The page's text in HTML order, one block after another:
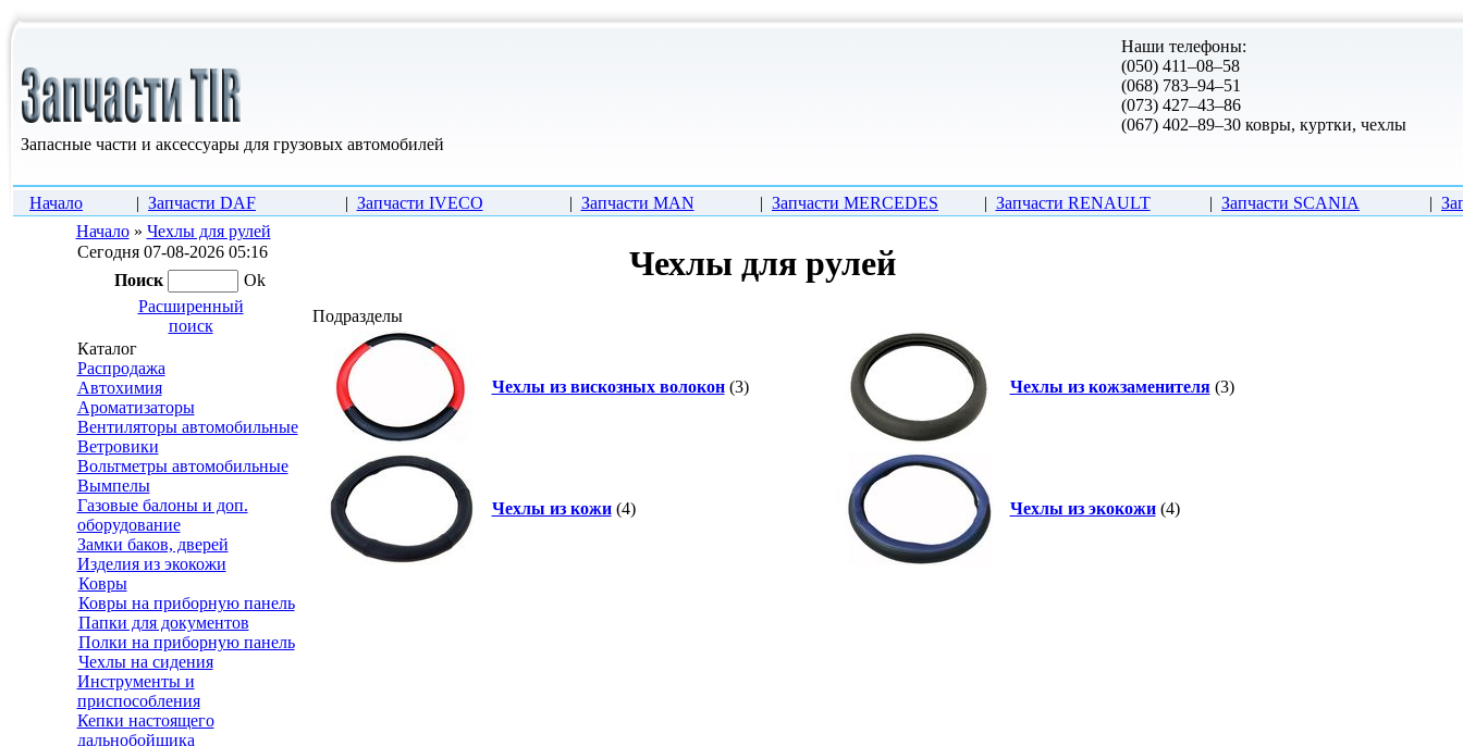
Наши телефоны:
(050) 411–08–58
(068) 783–94–51
(073) 427–43–86
(067) 402–89–30 ковры, куртки, чехлы
Запасные части и аксессуары для грузовых автомобилей
Начало | Запчасти DAF | Запчасти IVECO | Запчасти MAN | Запчасти MERCEDES | Запчасти RENAULT | Запчасти SCANIA |
Начало» Чехлы для рулей
Сегодня 07-08-2026 05:16
Поиск
Ok
Расширенный
поиск
Каталог
Распродажа
Автохимия
Ароматизаторы
Вентиляторы автомобильные
Ветровики
Вольтметры автомобильные
Вымпелы
Газовые балоны и доп.
оборудование
Замки баков, дверей
Изделия из экокожи
Ковры
Ковры на приборную панель
Папки для документов
Полки на приборную панель
Чехлы на сидения
Инструменты и
приспособления
Кепки настоящего
дальнобойщика
Чехлы для рулей
Подразделы
Чехлы из вискозных волокон (3) Чехлы из кожзаменителя (3)
Чехлы из кожи (4) Чехлы из экокожи (4)